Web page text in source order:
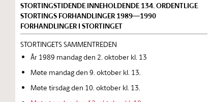
STORTINGSTIDENDE INNEHOLDENDE 134. ORDENTLIGE
STORTINGS FORHANDLINGER 1989—1990
FORHANDLINGER I STORTINGET
STORTINGETS SAMMENTREDEN
År 1989 mandag den 2. oktober kl. 13
Møte mandag den 9. oktober kl. 13.
Møte tirsdag den 10. oktober kl. 13.